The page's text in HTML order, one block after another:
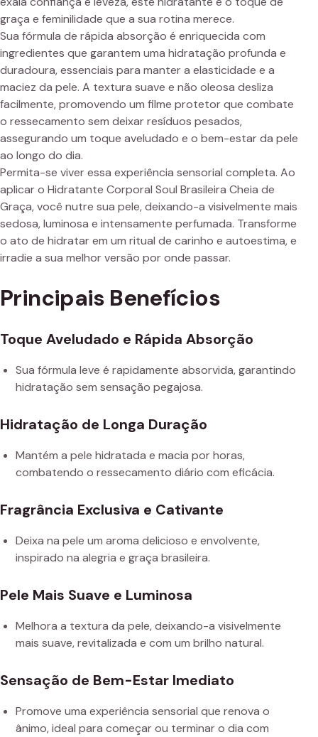
graça e feminilidade que a sua rotina merece.
Sua fórmula de rápida absorção é enriquecida com
ingredientes que garantem uma hidratação profunda e
duradoura, essenciais para manter a elasticidade e a
maciez da pele. A textura suave e não oleosa desliza
facilmente, promovendo um filme protetor que combate
o ressecamento sem deixar resíduos pesados,
assegurando um toque aveludado e o bem-estar da pele
ao longo do dia.
Permita-se viver essa experiência sensorial completa. Ao
aplicar o Hidratante Corporal Soul Brasileira Cheia de
Graça, você nutre sua pele, deixando-a visivelmente mais
sedosa, luminosa e intensamente perfumada. Transforme
o ato de hidratar em um ritual de carinho e autoestima, e
irradie a sua melhor versão por onde passar.
Principais Benefícios
Toque Aveludado e Rápida Absorção
Sua fórmula leve é rapidamente absorvida, garantindo
hidratação sem sensação pegajosa.
Hidratação de Longa Duração
Mantém a pele hidratada e macia por horas,
combatendo o ressecamento diário com eficácia.
Fragrância Exclusiva e Cativante
Deixa na pele um aroma delicioso e envolvente,
inspirado na alegria e graça brasileira.
Pele Mais Suave e Luminosa
Melhora a textura da pele, deixando-a visivelmente
mais suave, revitalizada e com um brilho natural.
Sensação de Bem-Estar Imediato
Promove uma experiência sensorial que renova o
ânimo, ideal para começar ou terminar o dia com